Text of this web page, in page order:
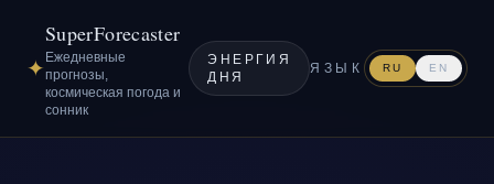
✦
SuperForecaster
Ежедневные
прогнозы,
космическая погода и
сонник
ЭНЕРГИЯ
ДНЯ
ЯЗЫК RU EN